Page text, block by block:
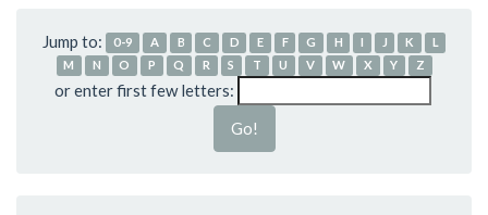
Jump to: 0-9 A B C D E F G H I J K
L
M
N O P Q R S T U V W X Y Z
or enter first few letters: